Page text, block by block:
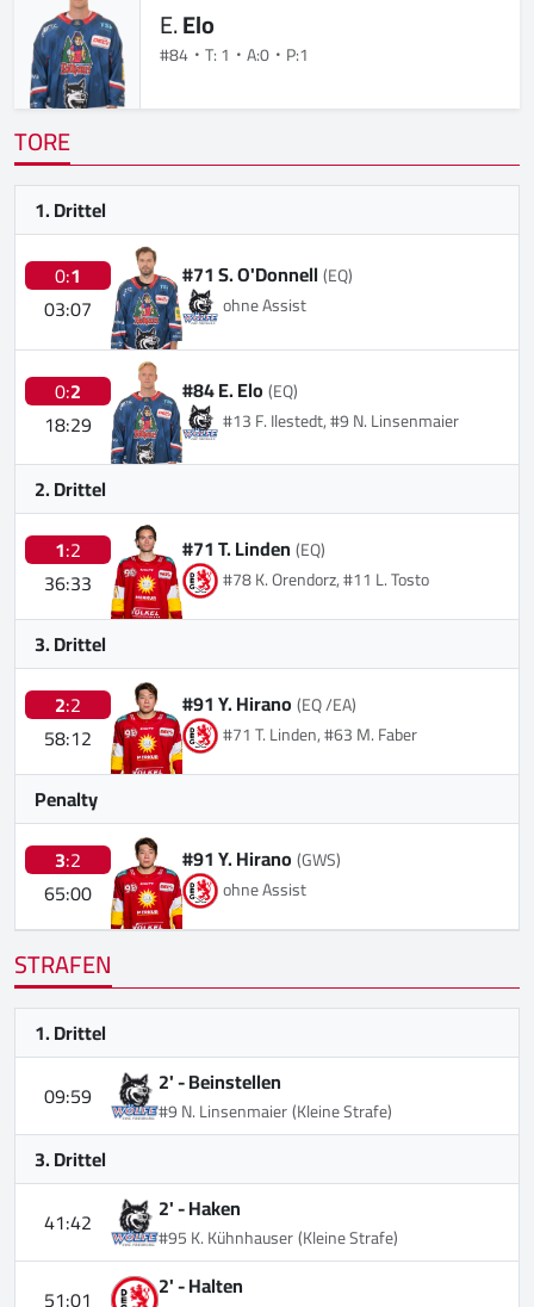
E.Elo
#84 T: 1 A:0 P:1
TORE
1. Drittel
0:1
03:07
#71 S. O'Donnell(EQ)
ohne Assist
0:2
18:29
#84 E. Elo(EQ)
#13 F. Ilestedt, #9 N. Linsenmaier
2. Drittel
1:2
36:33
#71 T. Linden(EQ)
#78 K. Orendorz, #11 L. Tosto
3. Drittel
2:2
58:12
#91 Y. Hirano(EQ /EA)
#71 T. Linden, #63 M. Faber
Penalty
3:2
65:00
#91 Y. Hirano(GWS)
ohne Assist
STRAFEN
1. Drittel
09:59
2' -Beinstellen
#9 N. Linsenmaier(Kleine Strafe)
3. Drittel
41:42
2' -Haken
#95 K. Kühnhauser(Kleine Strafe)
51:01 2' -Halten